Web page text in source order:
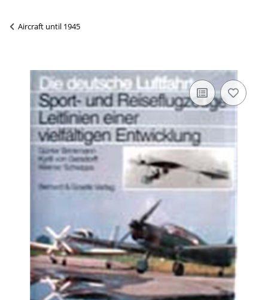
Aircraft until 1945